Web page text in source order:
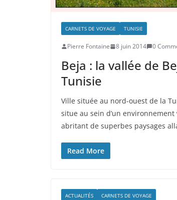
CARNETS DE VOYAGE TUNISIE
Pierre Fontaine 8 juin 2014 0
Beja : la vallée de
Tunisie
Ville située au nord-ouest de la
situe au sein d’un
abritant de superbes paysages
Read More
ACTUALITÉS CARNETS DE VOYAGE